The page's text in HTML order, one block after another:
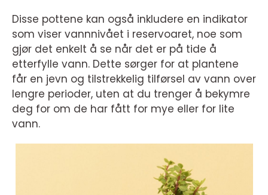
Disse pottene kan også inkludere en indikator
som viser vannnivået i reservoaret, noe som
gjør det enkelt å se når det er på tide å
etterfylle vann. Dette sørger for at plantene
får en jevn og tilstrekkelig tilførsel av vann over
lengre perioder, uten at du trenger å bekymre
deg for om de har fått for mye eller for lite
vann.